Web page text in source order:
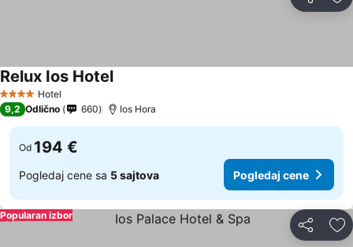
Deli
4 ZvezdiceHotel
Relux Ios Hotel
9,2 Odlično 660 Ios Hora
Od 194 €
Pogledaj cene sa 5 sajtova Pogledaj cene
Deli
Popularan izbor